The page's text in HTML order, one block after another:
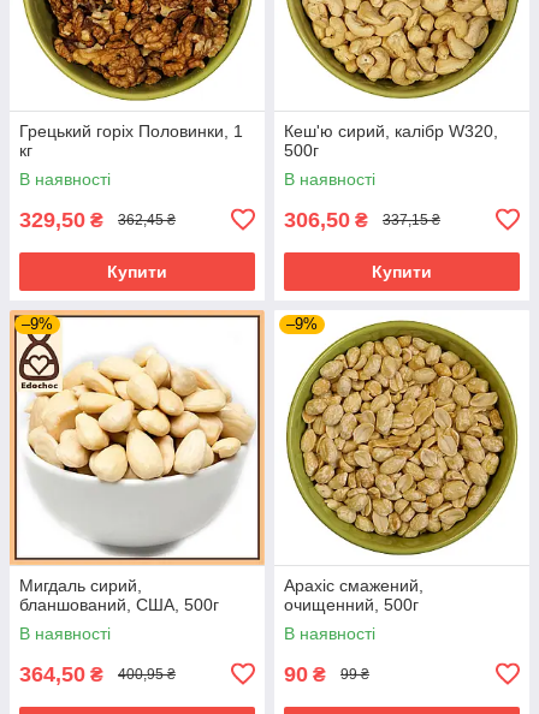
Грецький горіх Половинки, 1
кг
В наявності
329,50 ₴ 362,45 ₴
Купити
Кеш'ю сирий, калібр W320,
500г
В наявності
306,50 ₴ 337,15 ₴
Купити
–9%
Мигдаль сирий,
бланшований, США, 500г
В наявності
364,50 ₴ 400,95 ₴
–9%
Арахіс смажений,
очищенний, 500г
В наявності
90 ₴ 99 ₴